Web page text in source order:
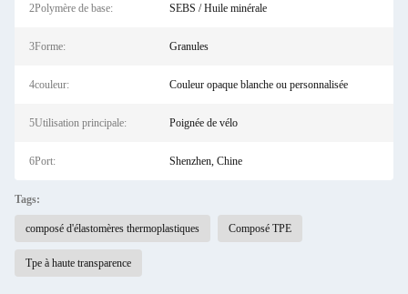
2Polymère de base: SEBS / Huile minérale
3Forme: Granules
4couleur: Couleur opaque blanche ou personnalisée
5Utilisation principale: Poignée de vélo
6Port: Shenzhen, Chine
Tags:
composé d'élastomères thermoplastiques Composé TPE
Tpe à haute transparence